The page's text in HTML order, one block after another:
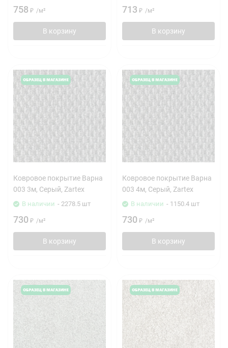
758 ₽ /м²
В корзину
713 ₽ /м²
В корзину
Ковровое покрытие Варна
003 3м, Серый, Zartex
В наличии - 2278.5 шт
730 ₽ /м²
В корзину
Ковровое покрытие Варна
003 4м, Серый, Zartex
В наличии - 1150.4 шт
730 ₽ /м²
В корзину